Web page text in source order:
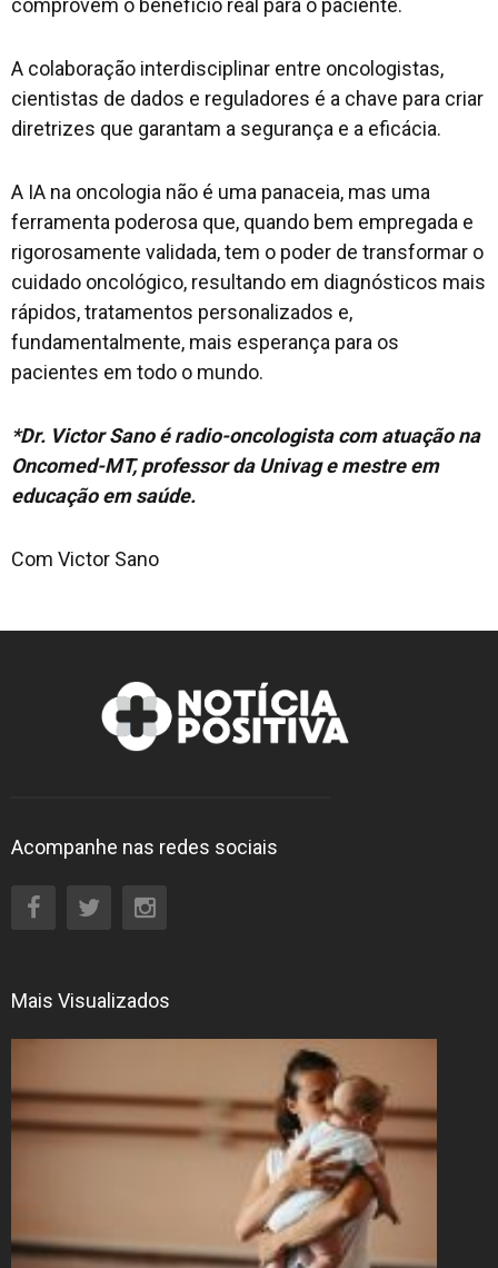
A colaboração interdisciplinar entre oncologistas,
cientistas de dados e reguladores é a chave para criar
diretrizes que garantam a segurança e a eficácia.
A IA na oncologia não é uma panaceia, mas uma
ferramenta poderosa que, quando bem empregada e
rigorosamente validada, tem o poder de transformar o
cuidado oncológico, resultando em diagnósticos mais
rápidos, tratamentos personalizados e,
fundamentalmente, mais esperança para os
pacientes em todo o mundo.
*Dr. Victor Sano é radio-oncologista com atuação na
Oncomed-MT, professor da Univag e mestre em
educação em saúde.
Com Victor Sano
Acompanhe nas redes sociais
Mais Visualizados